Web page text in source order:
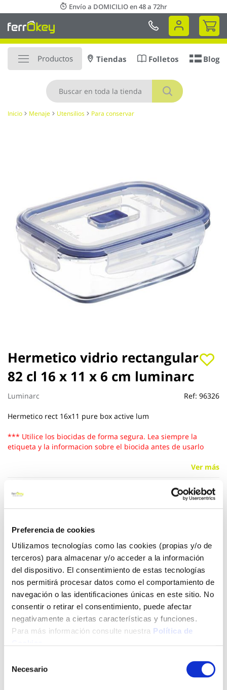
Preferencia de cookies
Utilizamos tecnologías como las cookies (propias y/o de
terceros) para almacenar y/o acceder a la información
del dispositivo. El consentimiento de estas tecnologías
nos permitirá procesar datos como el comportamiento de
navegación o las identificaciones únicas en este sitio. No
consentir o retirar el consentimiento, puede afectar
negativamente a ciertas características y funciones.
Para más información consulte nuestra Política de
Necesario
al
contenido
Envío a DOMICILIO en 48 a 72hr
Mi
Productos
Buscar
Tiendas Folletos Blog
Inicio Menaje Utensilios Para conservar
Hermetico vidrio rectangular
82 cl 16 x 11 x 6 cm luminarc
Luminarc Ref: 96326
Hermetico rect 16x11 pure box active lum
*** Utilice los biocidas de forma segura. Lea siempre la
etiqueta y la informacion sobre el biocida antes de usarlo
Ver más
5,95 €
Click&Collect - Recogida gratis
en nuestras tiendas
Envío a domicilio:
5 días hábiles
+ INFO
imágenes
Saltar
al
comienzo
de
la
de